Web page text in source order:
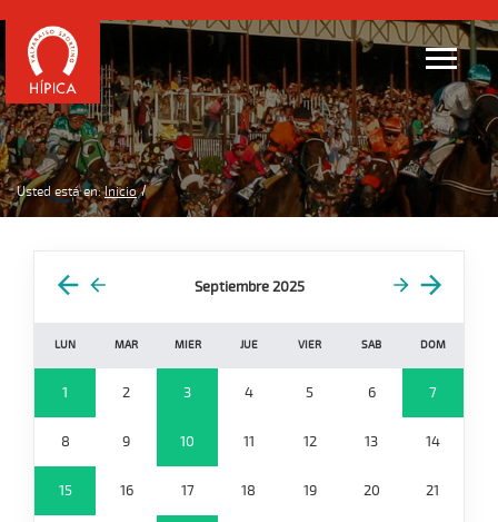
Usted está en: Inicio
Septiembre 2025
LUN MAR MIER JUE VIER SAB DOM
1 2 3 4 5 6 7
8 9 10 11 12 13 14
15 16 17 18 19 20 21